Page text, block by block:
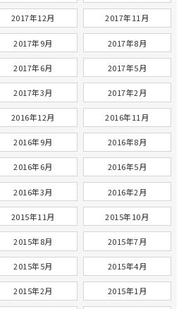
2017年12月 2017年11月
2017年9月 2017年8月
2017年6月 2017年5月
2017年3月 2017年2月
2016年12月 2016年11月
2016年9月 2016年8月
2016年6月 2016年5月
2016年3月 2016年2月
2015年11月 2015年10月
2015年8月 2015年7月
2015年5月 2015年4月
2015年2月 2015年1月